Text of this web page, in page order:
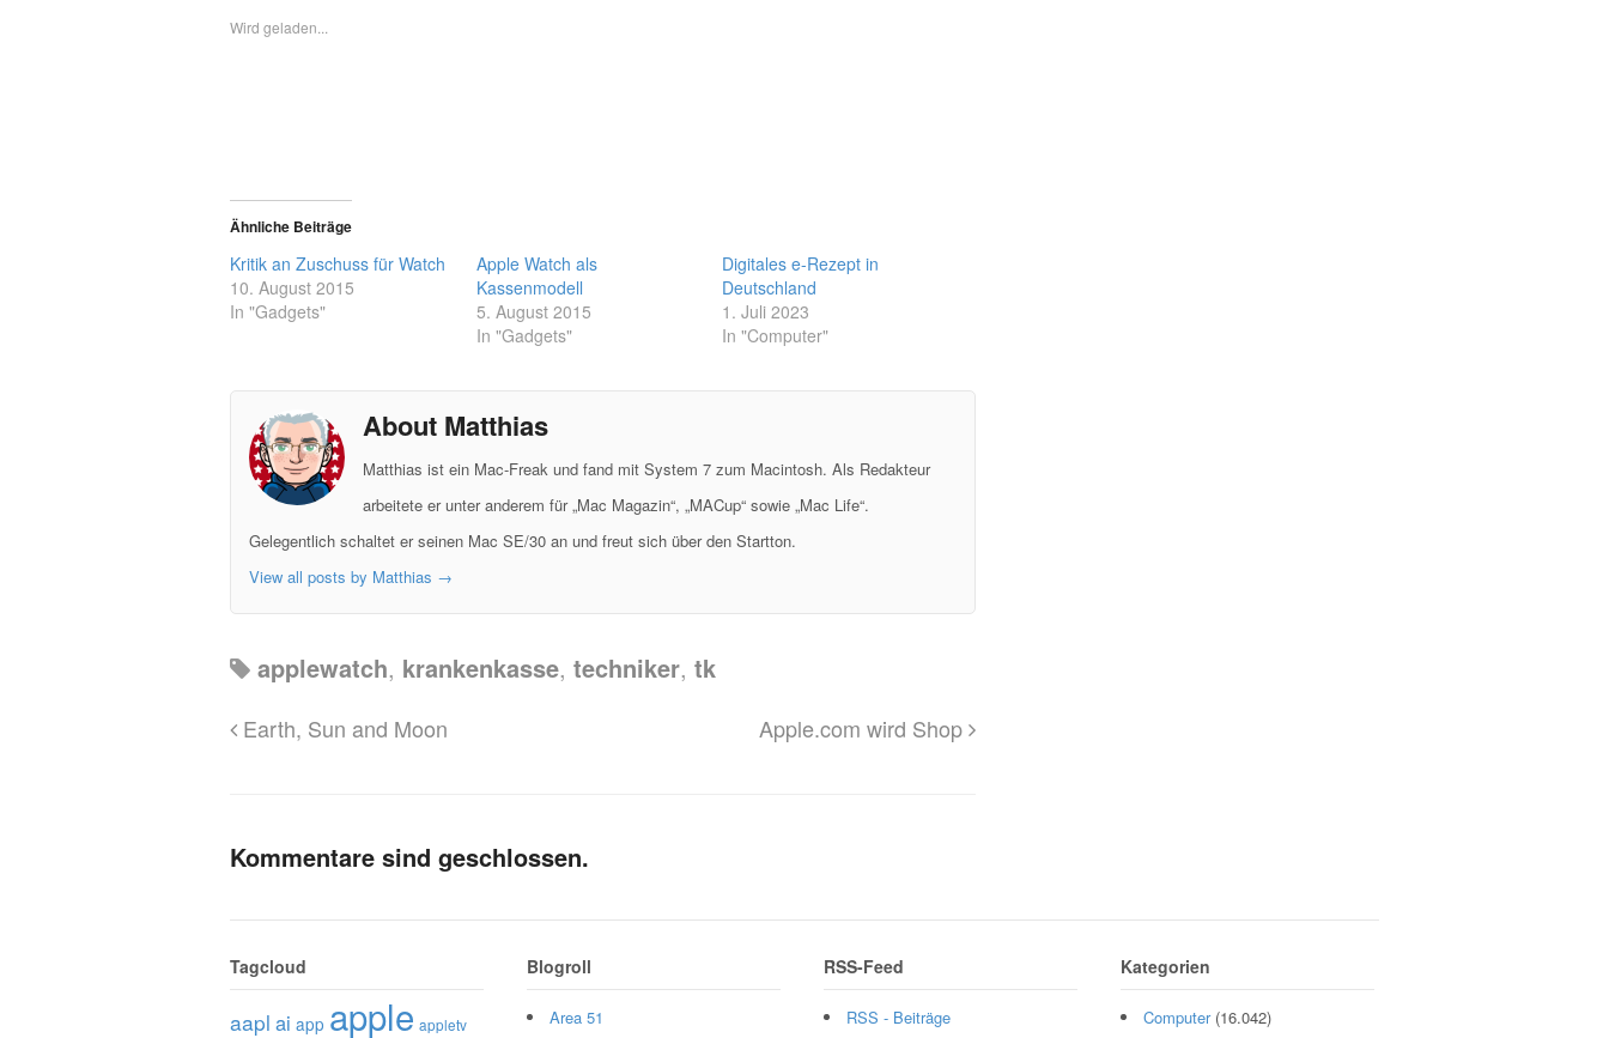
Wird geladen...
Ähnliche Beiträge
Kritik an Zuschuss für Watch
10. August 2015
In "Gadgets"
Apple Watch als
Kassenmodell
5. August 2015
In "Gadgets"
Digitales e-Rezept in
Deutschland
1. Juli 2023
In "Computer"
About Matthias
Matthias ist ein Mac-Freak und fand mit System 7 zum Macintosh. Als Redakteur
arbeitete er unter anderem für „Mac Magazin“, „MACup“ sowie „Mac Life“.
Gelegentlich schaltet er seinen Mac SE/30 an und freut sich über den Startton.
View all posts by Matthias →
applewatch, krankenkasse, techniker, tk
Earth, Sun and Moon Apple.com wird Shop
Kommentare sind geschlossen.
Tagcloud
aapl ai app apple appletv
Blogroll
Area 51
RSS-Feed
RSS - Beiträge
Kategorien
Computer(16.042)